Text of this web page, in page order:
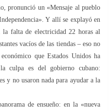
pronunció un «Mensaje al pueblo
Y allí se explayó en
la falta de electricidad 22 horas al
vacíos de las tiendas – eso no
que Estados Unidos ha
culpa es del gobierno cubano:
y no usaron nada para ayudar a la
de ensueño: en la «nueva